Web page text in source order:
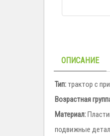
ОПИСАНИЕ
Тип:трактор с
Возрастная
Материал:
подвижные